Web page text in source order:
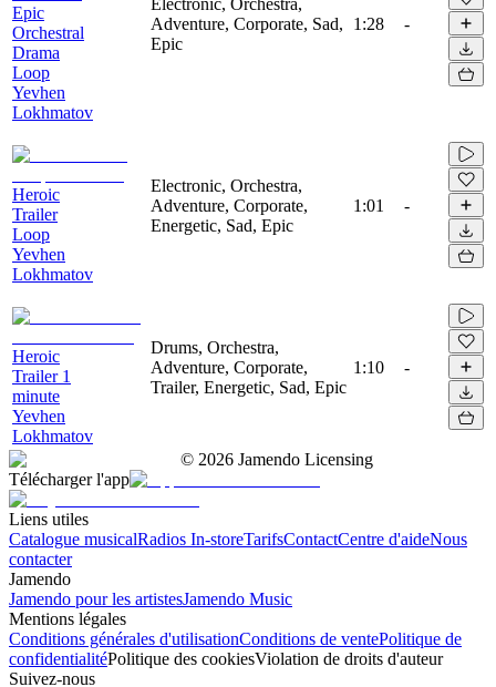
Epic
Orchestral
Drama
Loop
Yevhen
Lokhmatov
Adventure, Corporate, Sad,
Epic
1:28 -
Heroic
Trailer
Loop
Yevhen
Lokhmatov
Electronic, Orchestra,
Adventure, Corporate,
Energetic, Sad, Epic
1:01 -
Heroic
Trailer 1
minute
Yevhen
Lokhmatov
Drums, Orchestra,
Adventure, Corporate,
Trailer, Energetic, Sad, Epic
1:10 -
© 2026 Jamendo Licensing
Télécharger l'app
Liens utiles
Catalogue musicalRadios In-storeTarifsContactCentre d'aideNous
contacter
Jamendo
Jamendo pour les artistesJamendo Music
Mentions légales
Conditions générales d'utilisationConditions de ventePolitique de
confidentialitéPolitique des cookiesViolation de droits d'auteur
Suivez-nous